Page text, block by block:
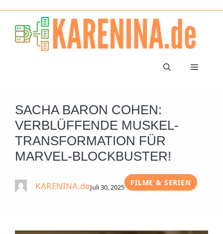
springen
Menü
SACHA BARON COHEN:
VERBLÜFFENDE MUSKEL-
TRANSFORMATION FÜR
MARVEL-BLOCKBUSTER!
KARENINA.deJuli 30, 2025 FILME & SERIEN